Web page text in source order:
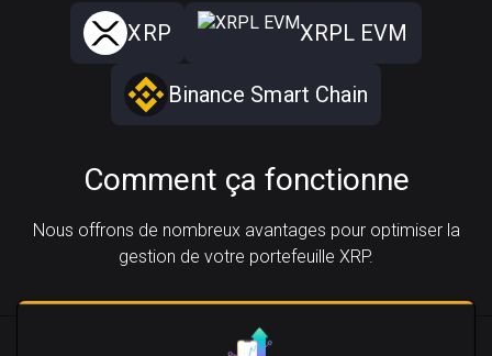
XRP XRPL EVM
Binance Smart Chain
Comment ça fonctionne
Nous offrons de nombreux avantages pour optimiser la
gestion de votre portefeuille XRP.